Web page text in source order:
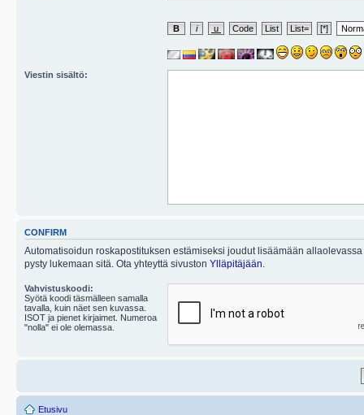
Viestin sisältö:
CONFIRM
Automatisoidun roskapostituksen estämiseksi joudut lisäämään
pysty lukemaan sitä. Ota yhteyttä sivuston Ylläpitäjään
Vahvistuskoodi:
Syötä koodi täsmälleen samalla
tavalla, kuin näet sen kuvassa.
ISOT ja pienet kirjaimet. Numeroa
"nolla" ei ole olemassa.
Etusivu